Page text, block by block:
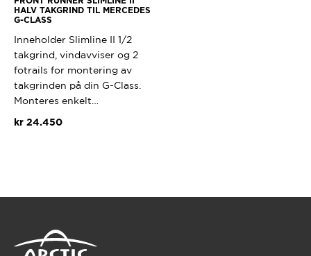
HALV TAKGRIND TIL MERCEDES
G-CLASS
Inneholder Slimline II 1/2
takgrind, vindavviser og 2
fotrails for montering av
takgrinden på din G-Class.
Monteres enkelt…
kr24.450